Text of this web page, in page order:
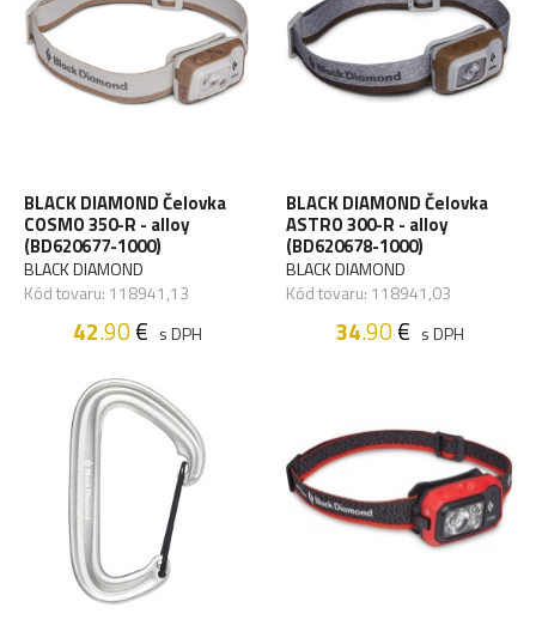
BLACK DIAMOND Čelovka
COSMO 350-R - alloy
(BD620677-1000)
BLACK DIAMOND
Kód tovaru: 118941,13
42.90€ s DPH
BLACK DIAMOND Čelovka
ASTRO 300-R - alloy
(BD620678-1000)
BLACK DIAMOND
Kód tovaru: 118941,03
34.90€ s DPH